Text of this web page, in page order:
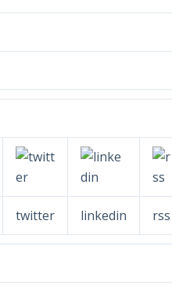
twitter linkedin rss